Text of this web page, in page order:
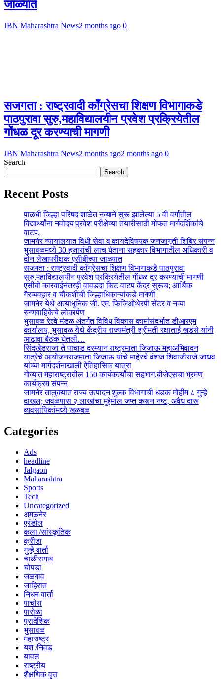
जाळ्यात
JBN Maharashtra News2 months ago 0
सजगता : राष्ट्रवादी काँग्रेसचा शिक्षण विभागाकडे
पाठपुरावा सुरु,महाविद्यालयीन प्रवेश प्रक्रियेतील
गोंधळ दूर करण्याची मागणी
JBN Maharashtra News2 months ago2 months ago 0
Search
Search
Recent Posts
पाळधी जिल्हा परिषद शाळेत नव्याने सुरू झालेल्या 5 वी वर्गातील
विद्यार्थ्यांना नवोदय प्रवेश परीक्षेच्या तयारीसाठी मोफत मार्गदर्शिकांचे
वाटप.
जामनेर न्यायालयात विधी सेवा व कायदेविषयक जनजागृती शिबिर संपन्न
भुसावळमध्ये 30 हजारांची लाच घेताना सहकार विभागातील अधिकारी व
दोन लेखापरीक्षक एसीबीच्या जाळ्यात
सजगता : राष्ट्रवादी काँग्रेसचा शिक्षण विभागाकडे पाठपुरावा
सुरु,महाविद्यालयीन प्रवेश प्रक्रियेतील गोंधळ दूर करण्याची मागणी
एसीबी कारवाईनंतरही वावडदा किट वाटप केंद्र सुरूच; आर्थिक
गैरव्यवहार व चौकशीची जिल्हाधिकाऱ्यांकडे मागणी
जामनेर येथे अत्याधुनिक जी. एम. फिजिओथेरपी सेंटर व नव्या
रुग्णवाहिकेचे लोकार्पण
भुसावळ रेल्वे मंडळ अंतर्गत विविध विकास कामांसंदर्भात डीआरएम
कार्यालय, भुसावळ येथे केंद्रीय राज्यमंत्री श्रीमती रक्षाताई खडसे यांनी
आढावा बैठक घेतली…
सिंदखेडराजा ते पाचाड दरम्यान राष्ट्रमाता जिजाऊ महाअभिवादन
यात्रेचे आयोजनराजमाता जिजाऊ यांचे माहेरचे वंशज शिवाजीराजे जाधव
यांच्या मार्गदर्शनाखाली ऐतिहासिक यात्रा
गोव्यात महाराष्ट्रातील 150 कार्यकर्त्यांचा सहभाग,बीजेएसचा भ्रमण
कार्यक्रम संपन्न
जामनेर तालुक्यात राज्य उत्पादन शुल्क विभागाची धडक मोहीम ८ गुन्हे
दाखल; जवळपास २ लाखांचा मुद्देमाल जप्त करून नष्ट, अवैध दारू
व्यवसायिकांमध्ये खळबळ
Categories
Ads
headline
Jalgaon
Maharashtra
Sports
Tech
Uncategorized
अमळनेर
एरंडोल
कला /सांस्कृतिक
क्रीडा
गुन्हे वार्ता
चाळीसगाव
चोपडा
जळगाव
जाहिरात
निधन वार्ता
पाचोरा
पारोळा
प्रादेशिक
भुसावळ
महाराष्ट्र
यश /निवड
यावल
राष्ट्रीय
शैक्षणिक वृत्त